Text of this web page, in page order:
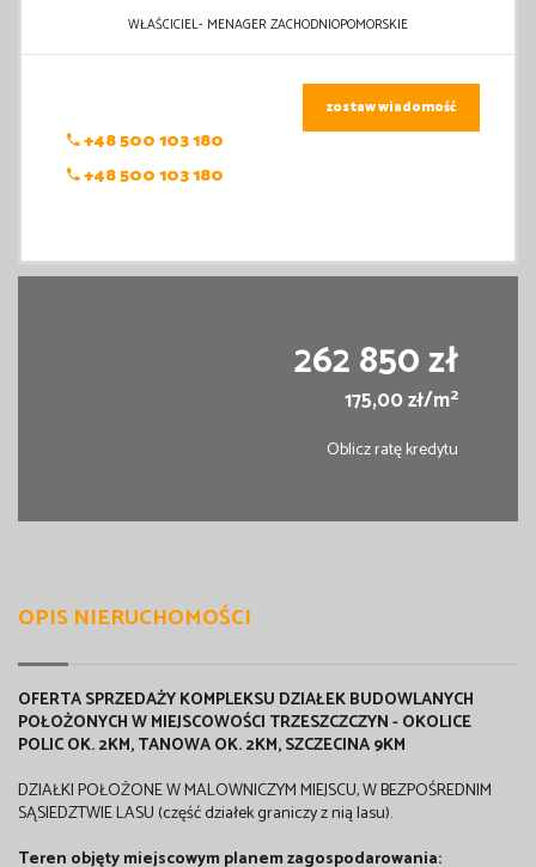
WŁAŚCICIEL- MENAGER ZACHODNIOPOMORSKIE
+48 500 103 180
+48 500 103 180
zostaw wiadomość
262 850 zł
175,00 zł/m2
Oblicz ratę kredytu
OPIS NIERUCHOMOŚCI
OFERTA SPRZEDAŻY KOMPLEKSU DZIAŁEK BUDOWLANYCH
POŁOŻONYCH W MIEJSCOWOŚCI TRZESZCZCZYN - OKOLICE
POLIC OK. 2KM, TANOWA OK. 2KM, SZCZECINA 9KM
DZIAŁKI POŁOŻONE W MALOWNICZYM MIEJSCU, W BEZPOŚREDNIM
SĄSIEDZTWIE LASU (część działek graniczy z nią lasu).
Teren objęty miejscowym planem zagospodarowania: